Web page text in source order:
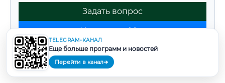
Задать вопрос
Написать в Max
Задать вопрос в Telegram
TELEGRAM-КАНАЛ
Еще больше программ и новостей
Перейти в канал➔